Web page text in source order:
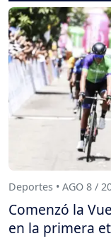
Deportes • AGO 8 /
Comenzó la
en la primera